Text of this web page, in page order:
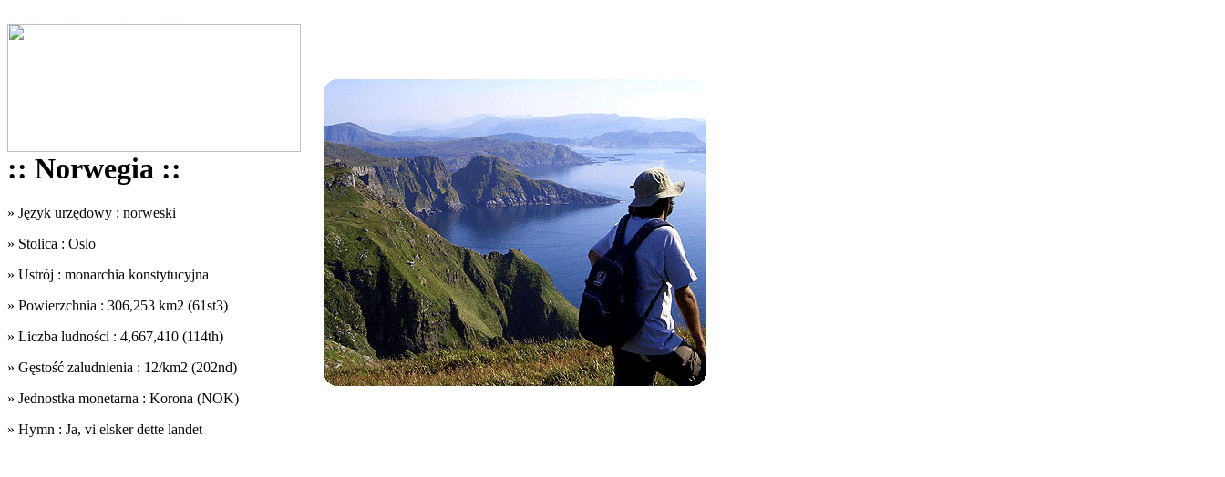
:: Norwegia ::
» Język urzędowy : norweski
» Stolica : Oslo
» Ustrój : monarchia konstytucyjna
» Powierzchnia : 306,253 km2 (61st3)
» Liczba ludności : 4,667,410 (114th)
» Gęstość zaludnienia : 12/km2 (202nd)
» Jednostka monetarna : Korona (NOK)
» Hymn : Ja, vi elsker dette landet